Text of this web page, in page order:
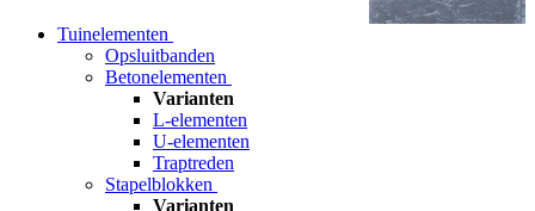
Tuinelementen
Opsluitbanden
Betonelementen
Varianten
L-elementen
U-elementen
Traptreden
Stapelblokken
Varianten